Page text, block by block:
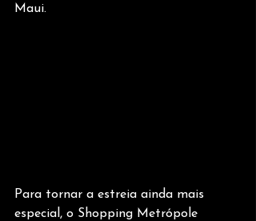
Maui.
Para tornar a estreia ainda mais
especial, o Shopping Metrópole